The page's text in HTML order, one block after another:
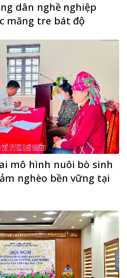
dân nghề nghiệp
măng tre bát độ
mô hình nuôi bò sinh
nghèo bền vững tại